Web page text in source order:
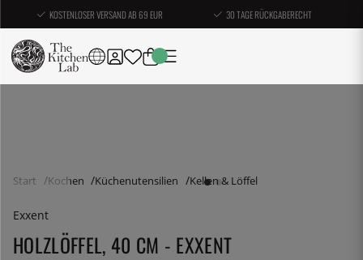
KOSTENLOSER VERSAND AB 69 EUR 30 TAGE RÜCKGABERECHT
Start Kochen Küchenutensilien Kellen & Löffel
Exxent
HOLZLÖFFEL, 40 CM - EXXENT